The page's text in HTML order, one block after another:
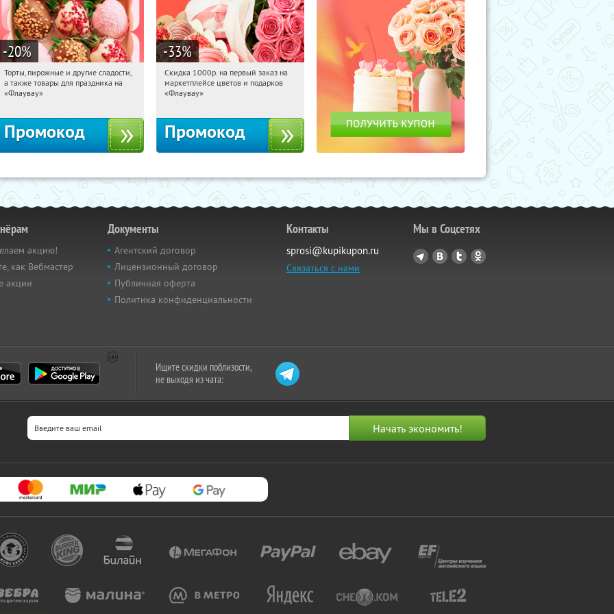
-20%
04:11:53 Получили:
Россия
Торты, пирожные и другие сладости,
а также товары для праздника на
«Флаувау»
Промокод
-33%
04:11:53 Получили:
Россия
Скидка 1000р. на первый заказ на
маркетплейсе цветов и подарков
«Флаувау»
Промокод
акцию!
как Вебмастер
акции
Документы
Агентский договор
Лицензионный договор
Публичная оферта
Политика конфиденциальности
Контакты
sprosi@kupikupon.ru
Связаться с нами
Мы в Соцсетях
Ищите скидки поблизости,
не выходя из чата: